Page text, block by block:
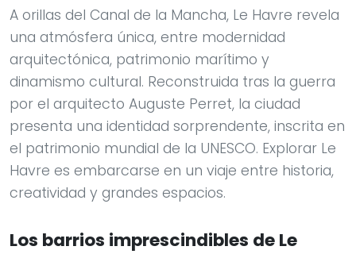
A orillas del Canal de la Mancha, Le Havre revela
una atmósfera única, entre modernidad
arquitectónica, patrimonio marítimo y
dinamismo cultural. Reconstruida tras la guerra
por el arquitecto Auguste Perret, la ciudad
presenta una identidad sorprendente, inscrita en
el patrimonio mundial de la UNESCO. Explorar Le
Havre es embarcarse en un viaje entre historia,
creatividad y grandes espacios.
Los barrios imprescindibles de Le